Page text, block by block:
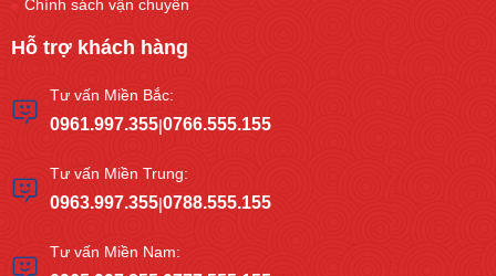
Chính sách vận chuyển
Hỗ trợ khách hàng
Tư vấn Miền Bắc:
0961.997.355|0766.555.155
Tư vấn Miền Trung:
0963.997.355|0788.555.155
Tư vấn Miền Nam: